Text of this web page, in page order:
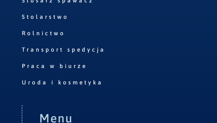
Stolarstwo
Rolnictwo
Transport spedycja
Praca w biurze
Uroda i kosmetyka
Menu